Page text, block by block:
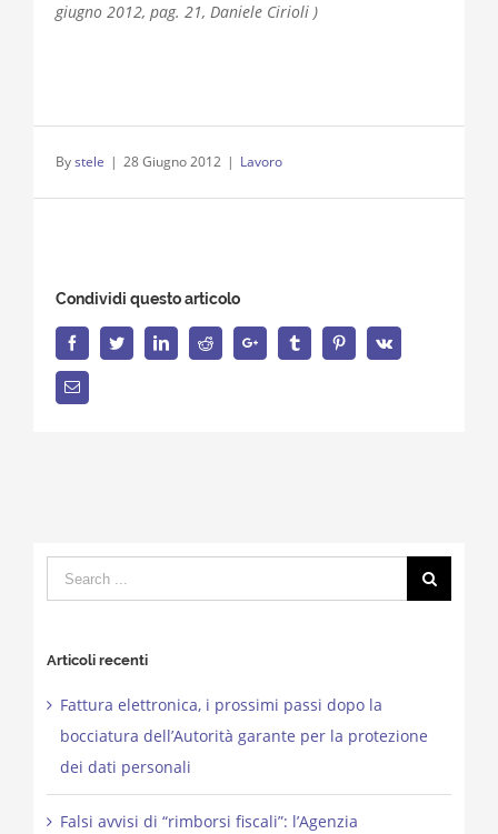
giugno 2012, pag. 21, Daniele Cirioli )
Bystele | 28 Giugno 2012 | Lavoro
Condividi questo articolo
FacebookTwitterLinkedInReddit Google+ Tumblr PinterestVk
Email
Search
for:
Articoli recenti
Fattura elettronica, i prossimi passi dopo la
bocciatura dell’Autorità garante per la protezione
dei dati personali
Falsi avvisi di “rimborsi fiscali”: l’Agenzia